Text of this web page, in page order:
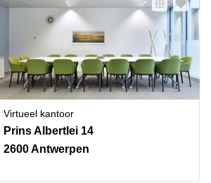
Virtueel kantoor
Prins Albertlei 14
2600 Antwerpen